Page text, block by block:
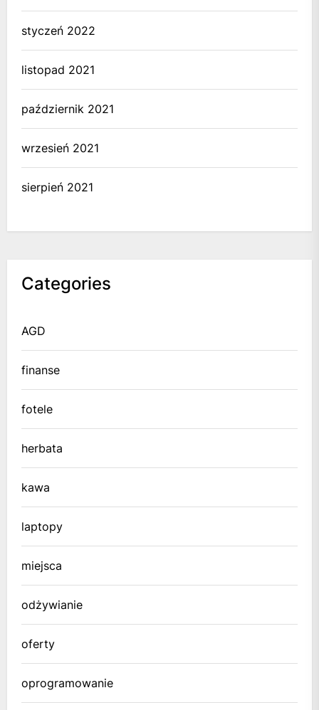
styczeń 2022
listopad 2021
październik 2021
wrzesień 2021
sierpień 2021
Categories
AGD
finanse
fotele
herbata
kawa
laptopy
miejsca
odżywianie
oferty
oprogramowanie